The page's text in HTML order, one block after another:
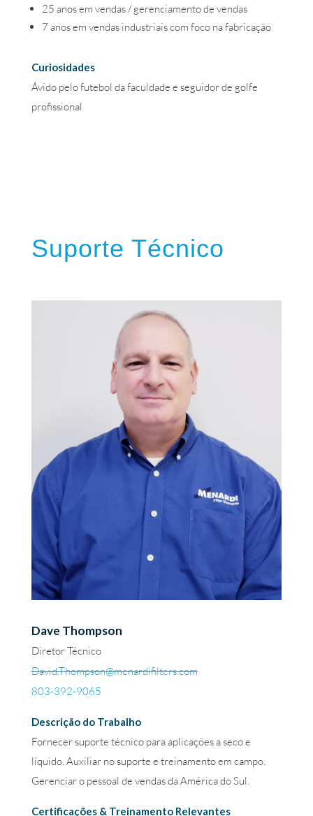
25 anos em vendas / gerenciamento de vendas
7 anos em vendas industriais com foco na fabricação
Curiosidades
Ávido pelo futebol da faculdade e seguidor de golfe
profissional
Suporte Técnico
Dave Thompson
Diretor Técnico
David.Thompson@menardifilters.com
803-392-9065
Descrição do Trabalho
Fornecer suporte técnico para aplicações a seco e
líquido. Auxiliar no suporte e treinamento em campo.
Gerenciar o pessoal de vendas da América do Sul.
Certificações & Treinamento Relevantes